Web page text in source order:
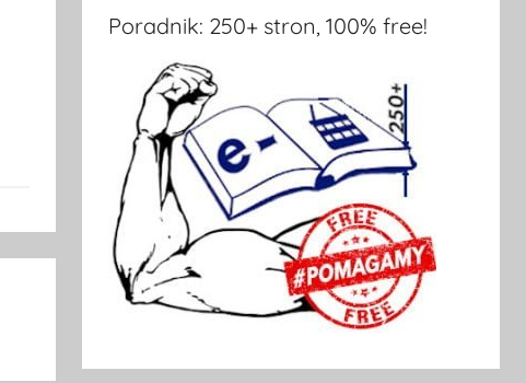
Poradnik: 250+ stron, 100% free!